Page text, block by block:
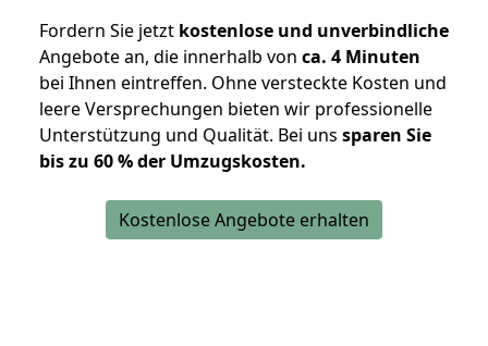
Fordern Sie jetzt kostenlose und unverbindliche
Angebote an, die innerhalb von ca. 4 Minuten
bei Ihnen eintreffen. Ohne versteckte Kosten und
leere Versprechungen bieten wir professionelle
Unterstützung und Qualität. Bei uns sparen Sie
bis zu 60 % der Umzugskosten.
Kostenlose Angebote erhalten